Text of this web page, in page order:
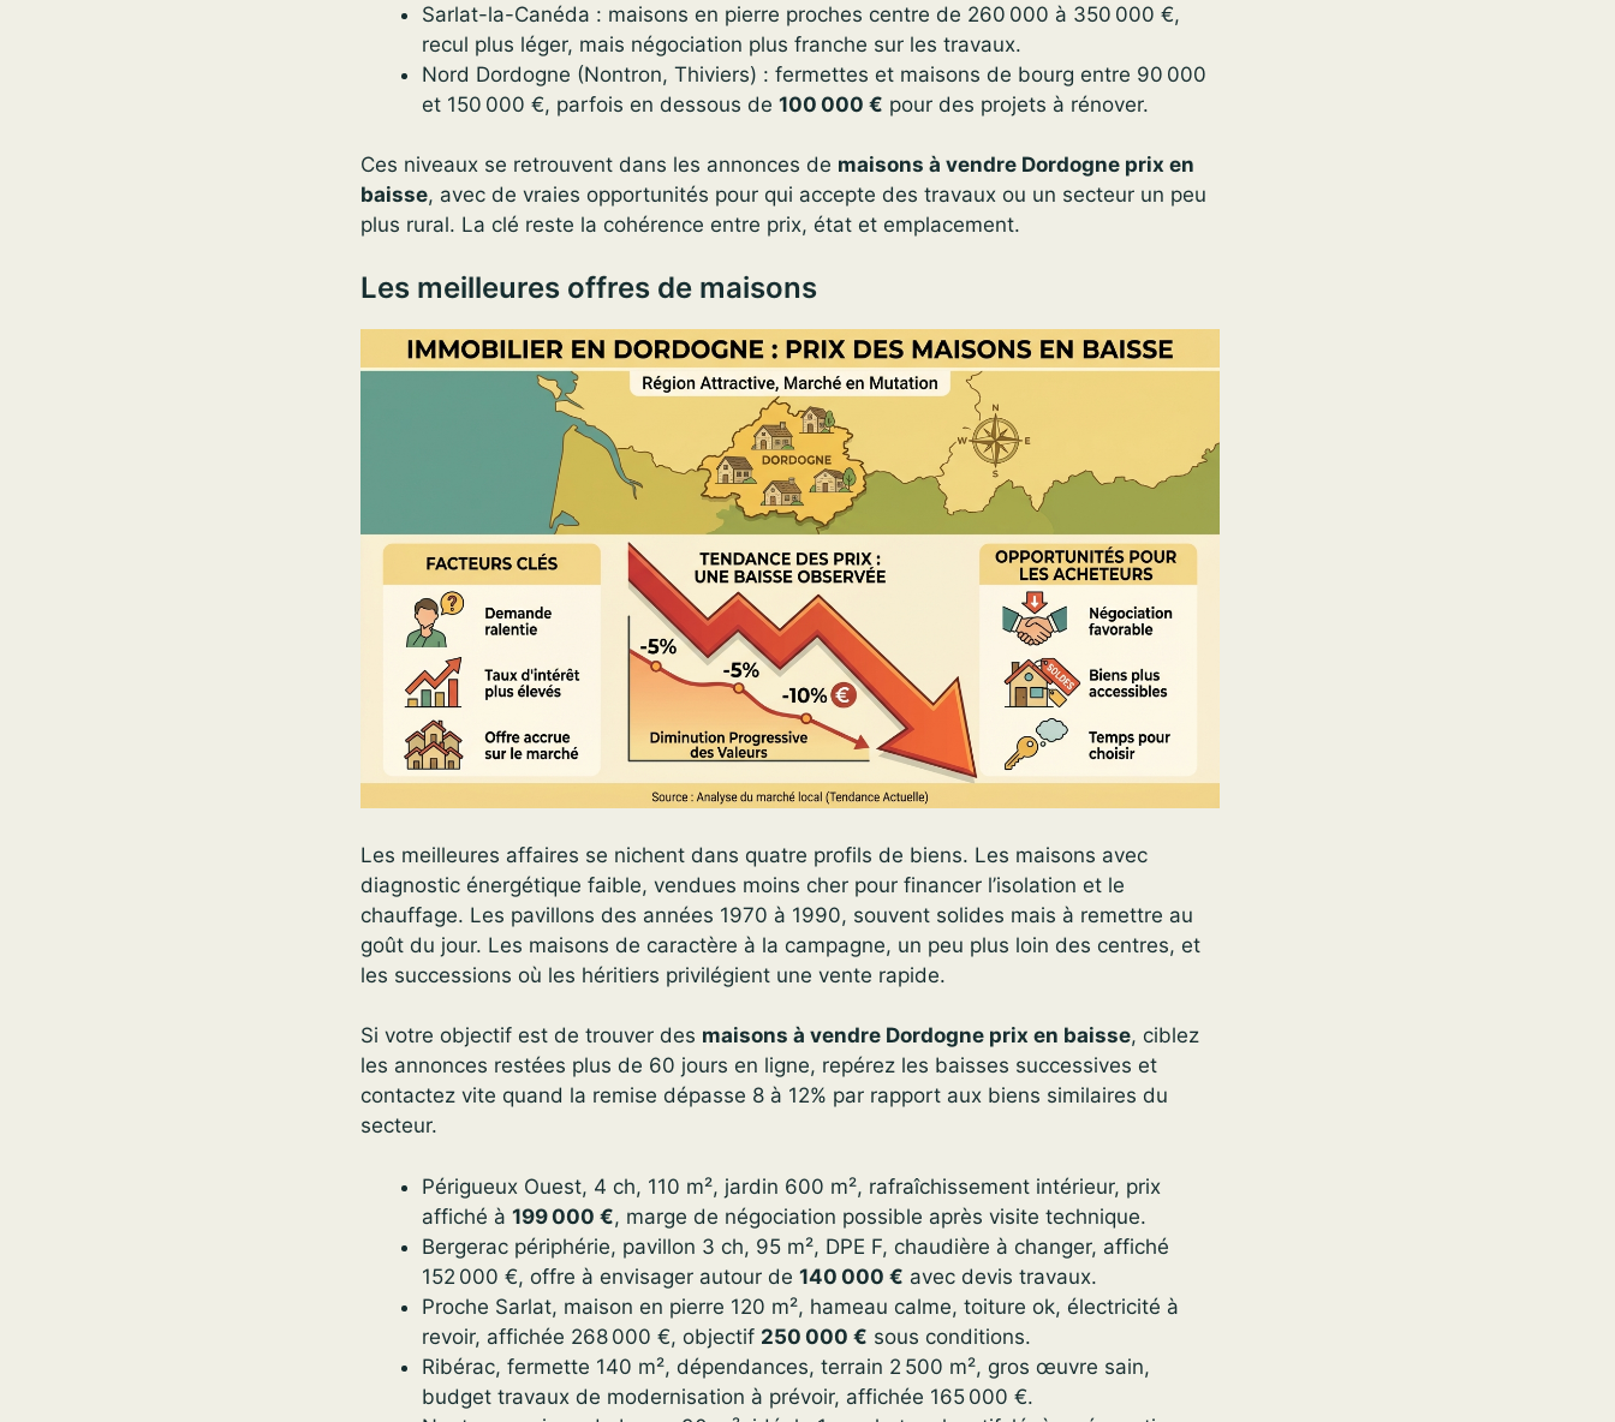
Sarlat-la-Canéda : maisons en pierre proches centre de 260 000 à 350 000 €,
recul plus léger, mais négociation plus franche sur les travaux.
Nord Dordogne (Nontron, Thiviers) : fermettes et maisons de bourg entre 90 000
et 150 000 €, parfois en dessous de 100 000 € pour des projets à rénover.
Ces niveaux se retrouvent dans les annonces de maisons à vendre Dordogne prix en
baisse, avec de vraies opportunités pour qui accepte des travaux ou un secteur un peu
plus rural. La clé reste la cohérence entre prix, état et emplacement.
Les meilleures offres de maisons
Les meilleures affaires se nichent dans quatre profils de biens. Les maisons avec
diagnostic énergétique faible, vendues moins cher pour financer l’isolation et le
chauffage. Les pavillons des années 1970 à 1990, souvent solides mais à remettre au
goût du jour. Les maisons de caractère à la campagne, un peu plus loin des centres, et
les successions où les héritiers privilégient une vente rapide.
Si votre objectif est de trouver des maisons à vendre Dordogne prix en baisse, ciblez
les annonces restées plus de 60 jours en ligne, repérez les baisses successives et
contactez vite quand la remise dépasse 8 à 12% par rapport aux biens similaires du
secteur.
Périgueux Ouest, 4 ch, 110 m², jardin 600 m², rafraîchissement intérieur, prix
affiché à 199 000 €, marge de négociation possible après visite technique.
Bergerac périphérie, pavillon 3 ch, 95 m², DPE F, chaudière à changer, affiché
152 000 €, offre à envisager autour de 140 000 € avec devis travaux.
Proche Sarlat, maison en pierre 120 m², hameau calme, toiture ok, électricité à
revoir, affichée 268 000 €, objectif 250 000 € sous conditions.
Ribérac, fermette 140 m², dépendances, terrain 2 500 m², gros œuvre sain,
budget travaux de modernisation à prévoir, affichée 165 000 €.